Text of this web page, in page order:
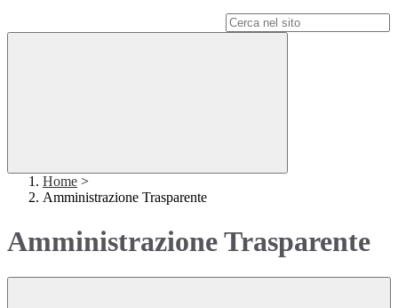
Home >
Amministrazione Trasparente
Amministrazione Trasparente